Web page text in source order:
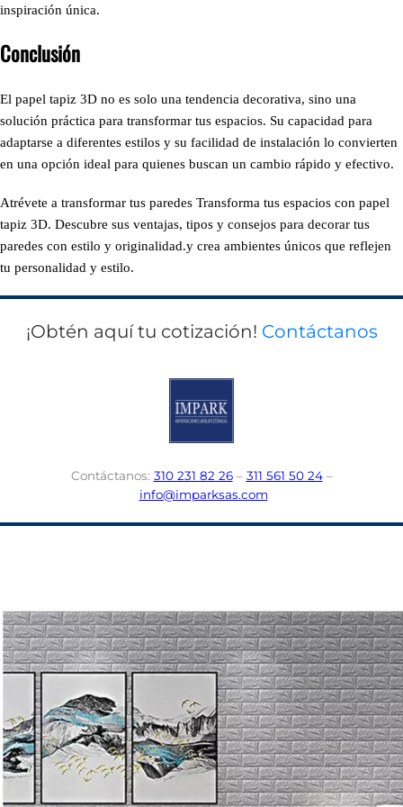
inspiración única.
Conclusión
El papel tapiz 3D no es solo una tendencia decorativa, sino una
solución práctica para transformar tus espacios. Su capacidad para
adaptarse a diferentes estilos y su facilidad de instalación lo convierten
en una opción ideal para quienes buscan un cambio rápido y efectivo.
Atrévete a transformar tus paredes Transforma tus espacios con papel
tapiz 3D. Descubre sus ventajas, tipos y consejos para decorar tus
paredes con estilo y originalidad.y crea ambientes únicos que reflejen
tu personalidad y estilo.
¡Obtén aquí tu cotización! Contáctanos
Contáctanos: 310 231 82 26– 311 561 50 24–
info@imparksas.com